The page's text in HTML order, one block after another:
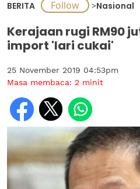
BERITA >Nasional
Kerajaan rugi RM90
import 'lari cukai'
25 November 2019 04:53pm
Masa membaca: 2 minit